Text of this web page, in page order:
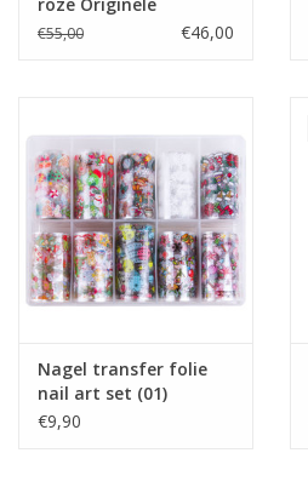
€55,00 €46,00
Nagel transfer folie
nail art set (01)
Christmas
€9,90